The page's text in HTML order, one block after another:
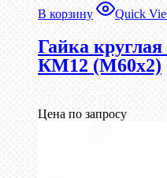
В корзину Quick
Гайка
КМ12 (М60х2)
Цена по запросу